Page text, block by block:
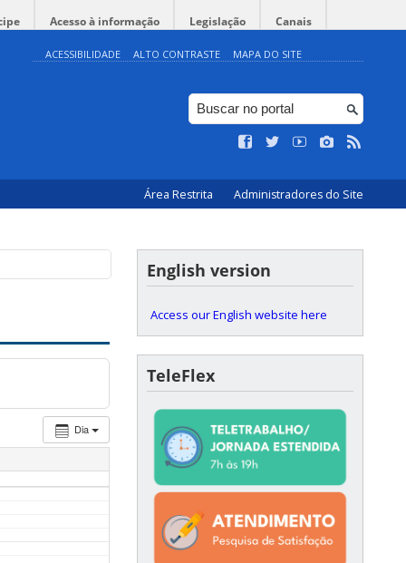
Acesso à informação Legislação Canais
ACESSIBILIDADE ALTO CONTRASTE MAPA DO SITE
Área Restrita Administradores do Site
Dia
English version
Access our English website here
TeleFlex